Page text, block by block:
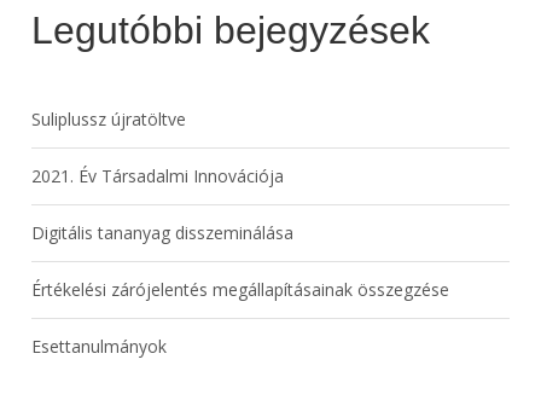
Legutóbbi bejegyzések
Suliplussz újratöltve
2021. Év Társadalmi Innovációja
Digitális tananyag disszeminálása
Értékelési zárójelentés megállapításainak összegzése
Esettanulmányok